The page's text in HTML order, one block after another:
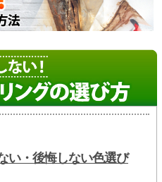
い・後悔しない色選び